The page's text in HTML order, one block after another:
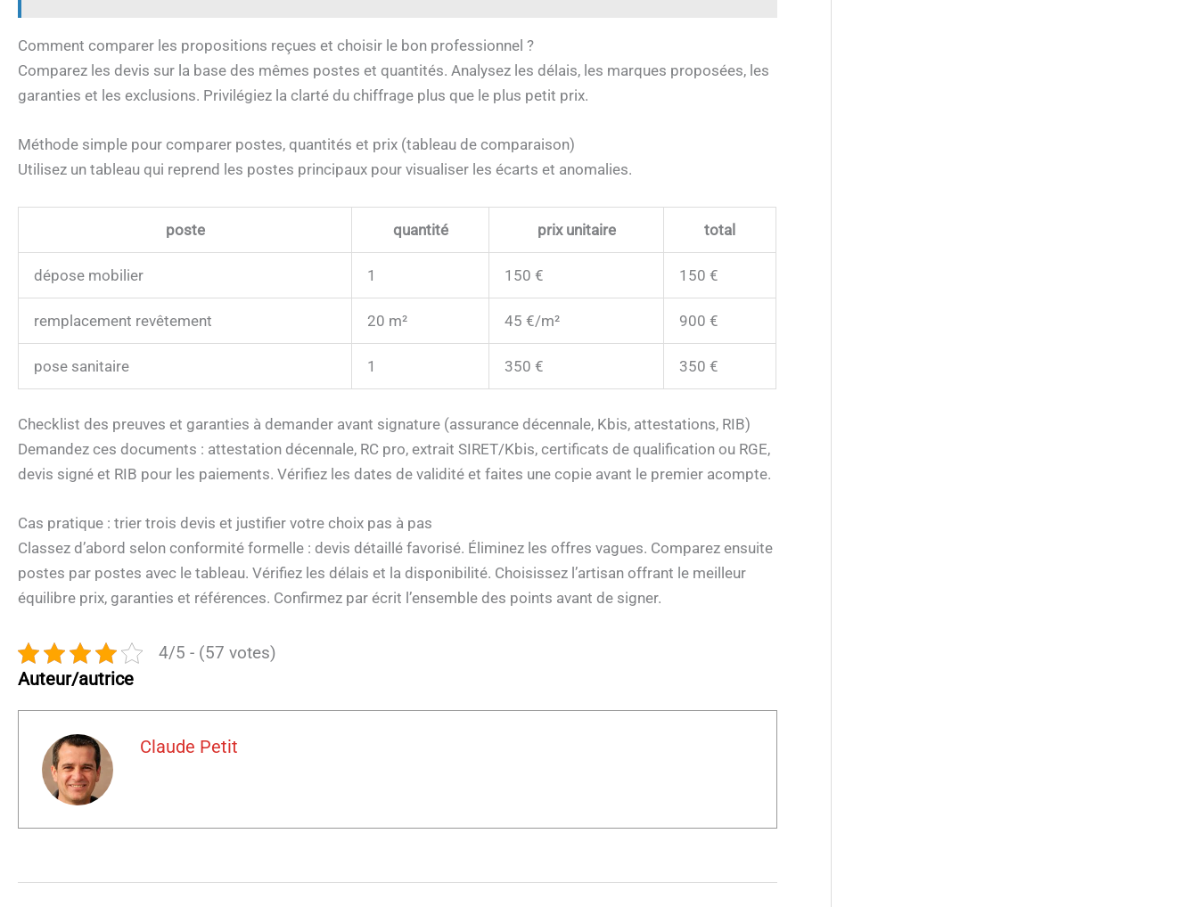
Comment comparer les propositions reçues et choisir le bon professionnel ?
Comparez les devis sur la base des mêmes postes et quantités. Analysez les délais, les marques proposées, les
garanties et les exclusions. Privilégiez la clarté du chiffrage plus que le plus petit prix.
Méthode simple pour comparer postes, quantités et prix (tableau de comparaison)
Utilisez un tableau qui reprend les postes principaux pour visualiser les écarts et anomalies.
poste quantité prix unitaire total
dépose mobilier 1 150 € 150 €
remplacement revêtement 20 m² 45 €/m² 900 €
pose sanitaire 1 350 € 350 €
Checklist des preuves et garanties à demander avant signature (assurance décennale, Kbis, attestations, RIB)
Demandez ces documents : attestation décennale, RC pro, extrait SIRET/Kbis, certificats de qualification ou RGE,
devis signé et RIB pour les paiements. Vérifiez les dates de validité et faites une copie avant le premier acompte.
Cas pratique : trier trois devis et justifier votre choix pas à pas
Classez d’abord selon conformité formelle : devis détaillé favorisé. Éliminez les offres vagues. Comparez ensuite
postes par postes avec le tableau. Vérifiez les délais et la disponibilité. Choisissez l’artisan offrant le meilleur
équilibre prix, garanties et références. Confirmez par écrit l’ensemble des points avant de signer.
4/5 - (57 votes)
Auteur/autrice
Claude Petit